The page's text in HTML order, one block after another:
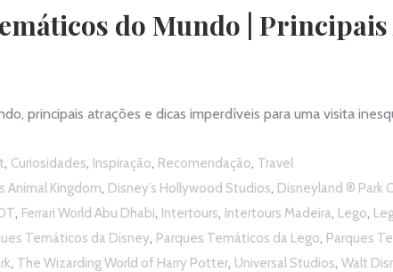
do Mundo | Principais
principais atrações e dicas imperdíveis para uma visita
, Curiosidades, Inspiração, Recomendação, Travel
Animal Kingdom, Disney’s Hollywood Studios, Disneyland ® Park
, Ferrari World Abu Dhabi, Intertours, Intertours Madeira, Lego,
Temáticos da Disney, Parques Temáticos da Lego, Parques
, The Wizarding World of Harry Potter, Universal Studios, Walt